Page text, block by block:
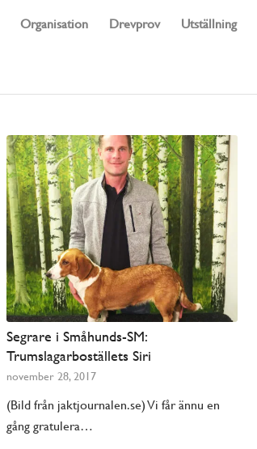
Organisation Drevprov Utställning
Segrare i Småhunds-SM:
Trumslagarboställets Siri
november 28, 2017
(Bild från jaktjournalen.se) Vi får ännu en
gång gratulera…